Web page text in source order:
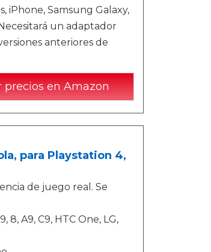
iPhone, Samsung Galaxy,
un adaptador
anteriores de
precios en Amazon
para Playstation 4,
de juego real. Se
A9, C9, HTC One, LG,